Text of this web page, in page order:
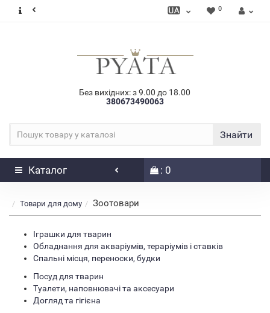
0
Без вихідних: з 9.00 до 18.00
380673490063
Знайти
Каталог : 0
Товари для дому Зоотовари
Іграшки для тварин
Обладнання для акваріумів, тераріумів і ставків
Спальні місця, переноски, будки
Посуд для тварин
Туалети, наповнювачі та аксесуари
Догляд та гігієна